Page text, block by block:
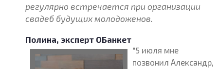
регулярно встречается при организации
свадеб будущих молодоженов.
Полина, эксперт ОБанкет
"5 июля мне
позвонил Александр,